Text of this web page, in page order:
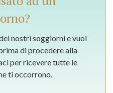
nostri soggiorni e vuoi
di procedere alla
per ricevere tutte le
ti occorrono.